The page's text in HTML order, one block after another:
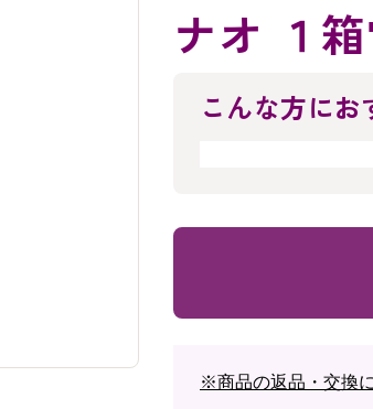
ナオ １
こんな方にお
※商品の返品・交換